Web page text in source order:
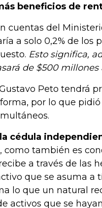
beneficios de
cuentas del
a solo 0,2% de los
Esto significa,
de $500 millones
Peto tendrá
por lo que
cédula
como también es
a través de las
que se asuma a
lo que un natural
activos que se